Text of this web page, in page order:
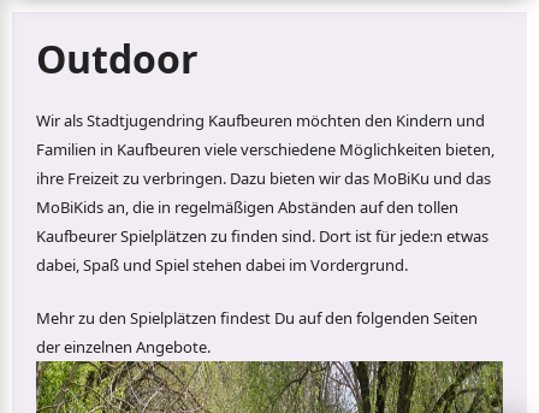
Outdoor
Wir als Stadtjugendring Kaufbeuren möchten den Kindern und
Familien in Kaufbeuren viele verschiedene Möglichkeiten bieten,
ihre Freizeit zu verbringen. Dazu bieten wir das MoBiKu und das
MoBiKids an, die in regelmäßigen Abständen auf den tollen
Kaufbeurer Spielplätzen zu finden sind. Dort ist für jede:n etwas
dabei, Spaß und Spiel stehen dabei im Vordergrund.
Mehr zu den Spielplätzen findest Du auf den folgenden Seiten
der einzelnen Angebote.